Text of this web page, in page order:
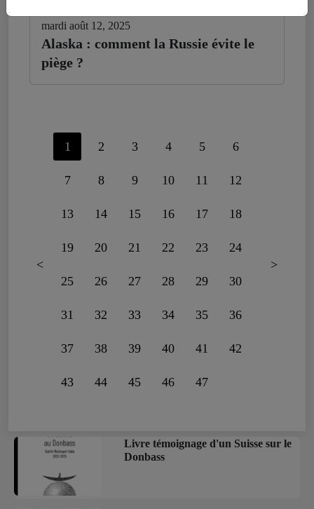
mardi août 12, 2025
Alaska : comment la Russie évite le
piège ?
<
1 2 3 4 5 6
7 8 9 10 11 12
13 14 15 16 17 18
19 20 21 22 23 24
25 26 27 28 29 30
31 32 33 34 35 36
37 38 39 40 41 42
43 44 45 46 47
>
Livre témoignage d'un Suisse sur le
Donbass